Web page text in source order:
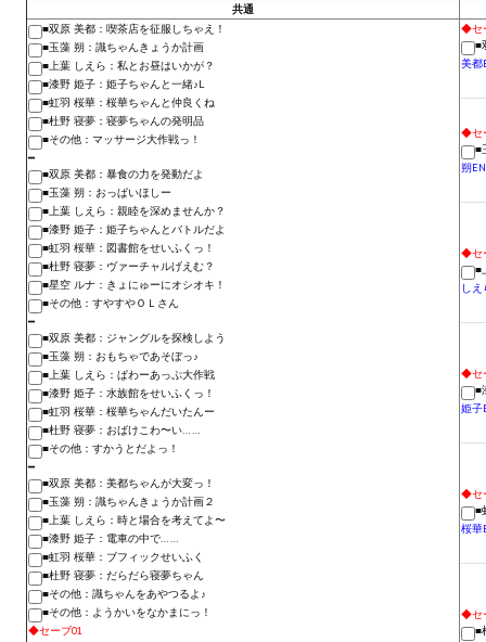
Kitana CBBE SSE BodySlide (with Physics)
Nekomimi
New Light Skyrim SE
SB Corset Armor CBBE SSE BodySlide (with Physics)
Wedding Wear CBBE SSE BodySlide (with Physics)
Работы Тестера 55
Наёмный оборотень
Небесный воин
Немного героев меча и магии
Расширенная версия Х3
REBalance
Работы Kuroneko
Doom 3 Remaster Fan Edition
X2 - The Threat Remaster Fan Edition
共通
■双原 美都：喫茶店を征服しちゃえ！
■玉藻 朔：識ちゃんきょうか計画
■上葉 しえら：私とお昼はいかが？
■漆野 姫子：姫子ちゃんと一緒♪L
■虹羽 桜華：桜華ちゃんと仲良くね
■杜野 寝夢：寝夢ちゃんの発明品
■その他：マッサージ大作戦っ！
━
■双原 美都：暴食の力を発動だよ
■玉藻 朔：おっぱいほしー
■上葉 しえら：親睦を深めませんか？
■漆野 姫子：姫子ちゃんとバトルだよ
■虹羽 桜華：図書館をせいふくっ！
■杜野 寝夢：ヴァーチャルげえむ？
■星空 ルナ：きょにゅーにオシオキ！
■その他：すやすやＯＬさん
━
■双原 美都：ジャングルを探検しよう
■玉藻 朔：おもちゃであそぼっ♪
■上葉 しえら：ぱわーあっぷ大作戦
■漆野 姫子：水族館をせいふくっ！
■虹羽 桜華：桜華ちゃんだいたんー
■杜野 寝夢：おばけこわ〜い……
■その他：すかうとだよっ！
━
■双原 美都：美都ちゃんが大変っ！
■玉藻 朔：識ちゃんきょうか計画２
■上葉 しえら：時と場合を考えてよ〜
■漆野 姫子：電車の中で……
■虹羽 桜華：ブフィックせいふく
■杜野 寝夢：だらだら寝夢ちゃん
■その他：識ちゃんをあやつるよ♪
■その他：ようかいをなかまにっ！
◆セーブ01
◆セ
■
美都
◆セ
■
朔
◆セ
■
しえ
◆セ
■
姫子
◆セ
■
桜華
◆セ
■